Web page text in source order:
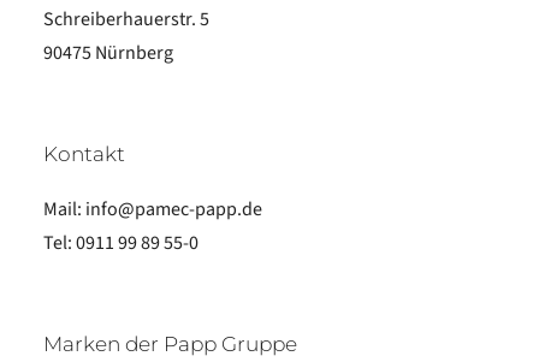
Schreiberhauerstr. 5
90475 Nürnberg
Kontakt
Mail: info@pamec-papp.de
Tel:0911 99 89 55-0
Marken der Papp Gruppe